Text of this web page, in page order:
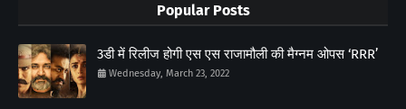
Popular Posts
3डी में रिलीज होगी एस एस राजामौली की मैग्नम ओपस ‘RRR’
Wednesday, March 23, 2022